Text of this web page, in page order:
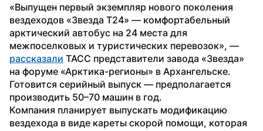
«Выпущен первый экземпляр нового поколения
вездеходов «Звезда Т24» — комфортабельный
арктический автобус на 24 места для
рассказали ТАСС представители завода «Звезда»
на форуме «Арктика-регионы» в Архангельске.
Готовится серийный выпуск — предполагается
производить 50–70 машин в год.
Компания планирует выпускать модификацию
вездехода в виде кареты скорой помощи, которая